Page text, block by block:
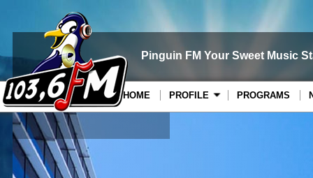
Pinguin FM Your Sweet Music
PROGRAMS
PROFILE
HOME